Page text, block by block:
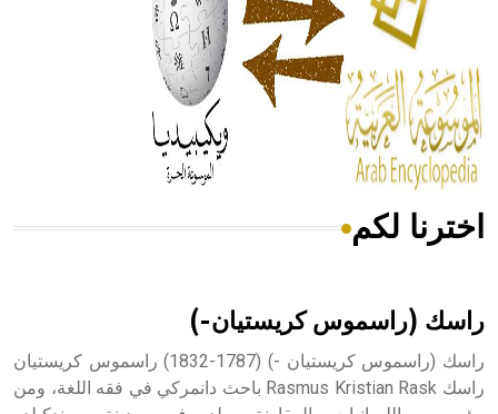
- هل تعلم أن المرجان إفراز حيواني يتكون في البحر ويتركب
من مادة كربونات الكلسيوم، وهو أحمر أو شديد الحمرة وهو
أجود أنواعه، ويمتاز بكبر الحجم ويسمى الش
هل تعلم أن الأبسيد كلمة فرنسية اللفظ تم اعتمادها مصطلحاً
اخترنا لكم
راسك (راسموس كريستيان-)
راسك (راسموس كريستيان -) (1787-1832) راسموس كريستيان
راسك Rasmus Kristian Rask باحث دانمركي في فقه اللغة، ومن